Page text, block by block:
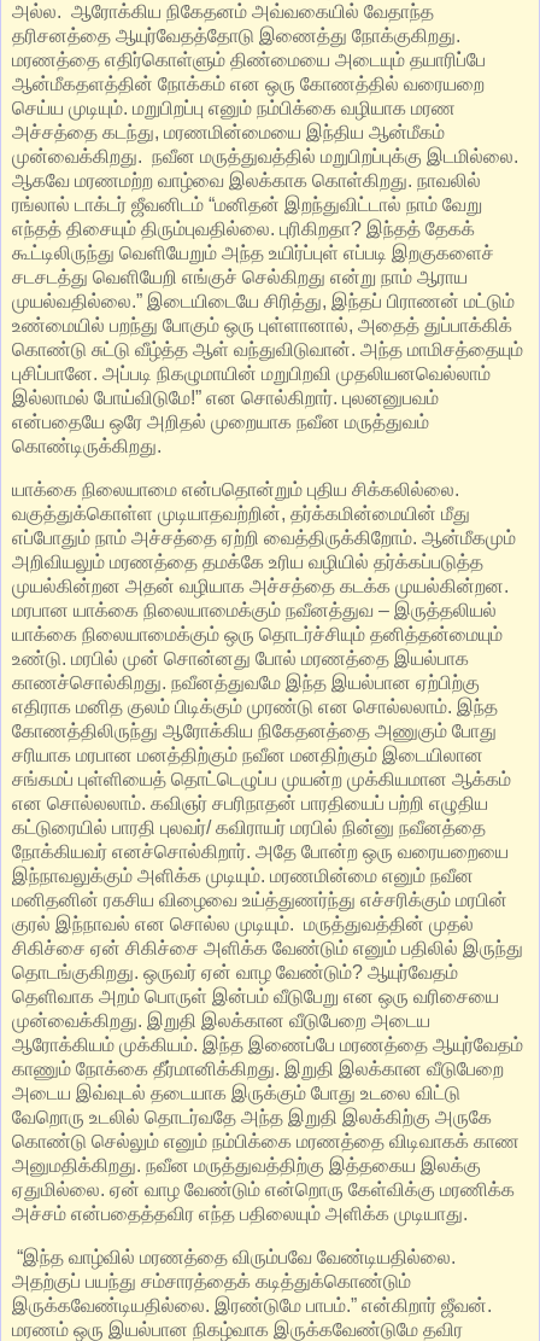
அல்ல. ஆரோக்கிய நிகேதனம் அவ்வகையில் வேதாந்த
தரிசனத்தை ஆயுர்வேதத்தோடு இணைத்து நோக்குகிறது.
மரணத்தை எதிர்கொள்ளும் திண்மையை அடையும் தயாரிப்பே
ஆன்மீகதளத்தின் நோக்கம் என ஒரு கோணத்தில் வரையறை
செய்ய முடியும். மறுபிறப்பு எனும் நம்பிக்கை வழியாக மரண
அச்சத்தை கடந்து, மரணமின்மையை இந்திய ஆன்மீகம்
முன்வைக்கிறது. நவீன மருத்துவத்தில் மறுபிறப்புக்கு இடமில்லை.
ஆகவே மரணமற்ற வாழ்வை இலக்காக கொள்கிறது. நாவலில்
ரங்லால் டாக்டர் ஜீவனிடம் “மனிதன் இறந்துவிட்டால் நாம் வேறு
எந்தத் திசையும் திரும்புவதில் லை. புரிகிறதா? இந்தத் தேகக்
கூட்டிலிருந்து வெளியேறும் அந்த உயிர்ப்புள் எப்படி இறகுகளைச்
சடசடத்து வெளியேறி எங்குச் செல்கிறது என்று நாம் ஆராய
முயல்வதில் லை.” இடையிடையே சிரித்து, இந்தப் பிராணன் மட்டும்
உண் மையில் பறந்து போகும் ஒரு புள்ளானால், அதைத் துப்பாக்கிக்
கொண்டு சுட்டு வீழ்த்த ஆள் வந்துவிடுவான். அந்த மாமிசத்தையும்
புசிப்பானே. அப்படி நிகழுமாயின் மறுபிறவி முதலியனவெல்லாம்
இல்லாமல் போய்விடுமே!” என சொல்கிறார். புலனனுபவம்
என்பதையே ஒரே அறிதல் முறையாக நவீன மருத்துவம்
கொண்டிருக்கிறது.
யாக்கை நிலையாமை என்பதொன்றும் புதிய சிக்கலில்லை.
வகுத்துக்கொள்ள முடியாதவற்றின், தர்க்கமின்மையின் மீது
எப்போதும் நாம் அச்சத்தை ஏற்றி வைத்திருக்கிறோம். ஆன்மீகமும்
அறிவியலும் மரணத்தை தமக்கே உரிய வழியில் தர்க்கப்படுத்த
முயல்கின்றன அதன் வழியாக அச்சத்தை கடக்க முயல்கின்றன.
மரபான யாக்கை நிலையாமைக்கும் நவீனத்துவ – இருத்தலியல்
யாக்கை நிலையாமைக்கும் ஒரு தொடர்ச்சியும் தனித்தன்மையும்
உண்டு. மரபில் முன் சொன்னது போல் மரணத்தை இயல்பாக
காணச்சொல்கிறது. நவீனத்துவமே இந்த இயல்பான ஏற்பிற்கு
எதிராக மனித குலம் பிடிக்கும் முரண்டு என சொல்லலாம். இந்த
கோணத்திலிருந்து ஆரோக்கிய நிகேதனத்தை அணுகும் போது
சரியாக மரபான மனத்திற்கும் நவீன மனதிற்கும் இடையிலான
சங்கமப் புள்ளியைத் தொட்டெழுப்ப முயன்ற முக்கியமான ஆக்கம்
என சொல்லலாம். கவிஞர் சபரிநாதன் பாரதியைப் பற்றி எழுதிய
கட்டுரையில் பாரதி புலவர்/ கவிராயர் மரபில் நின்னு நவீனத்தை
நோக்கியவர் எனச்சொல்கிறார். அதே போன்ற ஒரு வரையறையை
இந்நாவலுக்கும் அளிக்க முடியும். மரணமின்மை எனும் நவீன
மனிதனின் ரகசிய விழைவை உய்த்துணர்ந்து எச்சரிக்கும் மரபின்
குரல் இந்நாவல் என சொல்ல முடியும். மருத்துவத்தின் முதல்
சிகிச்சை ஏன் சிகிச்சை அளிக்க வேண்டும் எனும் பதிலில் இருந்து
தொடங்குகிறது. ஒருவர் ஏன் வாழ வேண்டும்? ஆயுர்வேதம்
தெளிவாக அறம் பொருள் இன்பம் வீடுபேறு என ஒரு வரிசையை
முன்வைக்கிறது. இறுதி இலக்கான வீடுபேறை அடைய
ஆரோக்கியம் முக்கியம். இந்த இணைப்பே மரணத்தை ஆயுர்வேதம்
காணும் நோக்கை தீர்மானிக்கிறது. இறுதி இலக்கான வீடுபேறை
அடைய இவ்வுடல் தடையாக இருக்கும் போது உடலை விட்டு
வேறொரு உடலில் தொடர்வதே அந்த இறுதி இலக்கிற்கு அருகே
கொண்டு செல்லும் எனும் நம்பிக்கை மரணத்தை விடிவாகக் காண
அனுமதிக்கிறது. நவீன மருத்துவத்திற்கு இத்தகைய இலக்கு
ஏதுமில்லை. ஏன் வாழ வேண்டும் என்றொரு கேள்விக்கு மரணிக்க
அச்சம் என்பதைத்தவிர எந்த பதிலையும் அளிக்க முடியாது.
“இந்த வாழ்வில் மரணத்தை விரும்பவே வேண்டியதில் லை.
அதற்குப் பயந்து சம்சாரத்தைக் கடித்துக்கொண்டும்
இருக்கவேண்டியதில் லை. இரண்டுமே பாபம்.” என்கிறார் ஜீவன்.
மரணம் ஒரு இயல்பான நிகழ்வாக இருக்கவேண்டுமே தவிர